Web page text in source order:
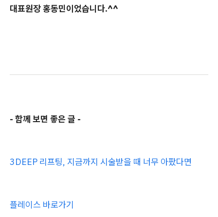
대표원장 홍동민이었습니다.^^
- 함께 보면 좋은 글 -
3DEEP 리프팅, 지금까지 시술받을 때 너무 아팠다면
플레이스 바로가기